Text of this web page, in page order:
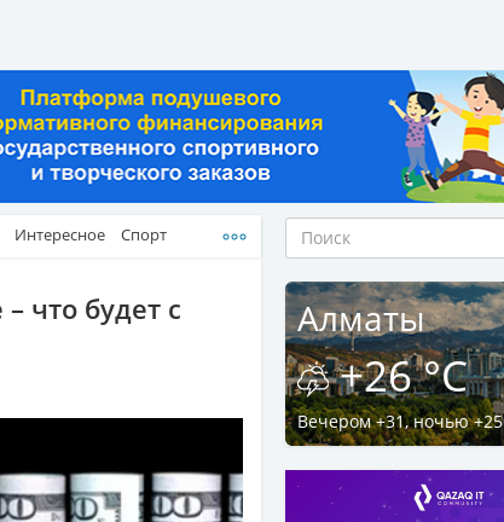
Интересное Спорт
что будет с
Алматы
+26 °C
Вечером +31, ночью +25